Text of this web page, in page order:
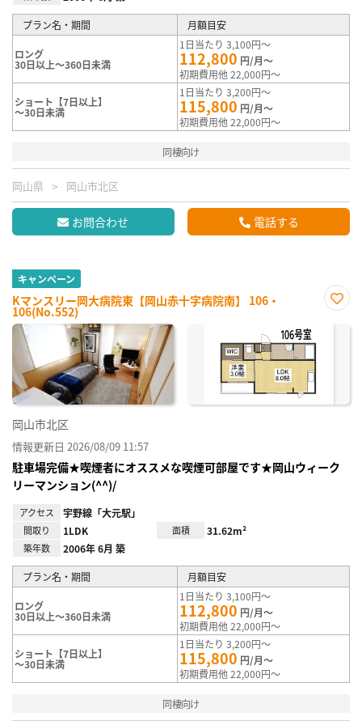
プラン名・期間 月額目安
ロング
30日以上～360日未満
1日当たり 3,100円～
112,800 円/月～
初期費用他 22,000円～
ショート【7日以上】
～30日未満
1日当たり 3,200円～
115,800 円/月～
初期費用他 22,000円～
同棲向け
岡山県 岡山市北区
お問合わせ 電話する
キャンペーン
Kマンスリー岡大病院東【岡山赤十字病院南】 106・
106(No.552)
に入
岡山市北区
情報更新日 2026/08/09 11:57
駐車場完備★喫煙者にオススメな喫煙可部屋です★岡山ウィーク
リーマンション(^^)/
アクセス 宇野線「大元駅」
間取り 1LDK 面積 31.62m²
築年数 2006年 6月 築
プラン名・期間 月額目安
ロング
30日以上～360日未満
1日当たり 3,100円～
112,800 円/月～
初期費用他 22,000円～
ショート【7日以上】
～30日未満
1日当たり 3,200円～
115,800 円/月～
初期費用他 22,000円～
同棲向け